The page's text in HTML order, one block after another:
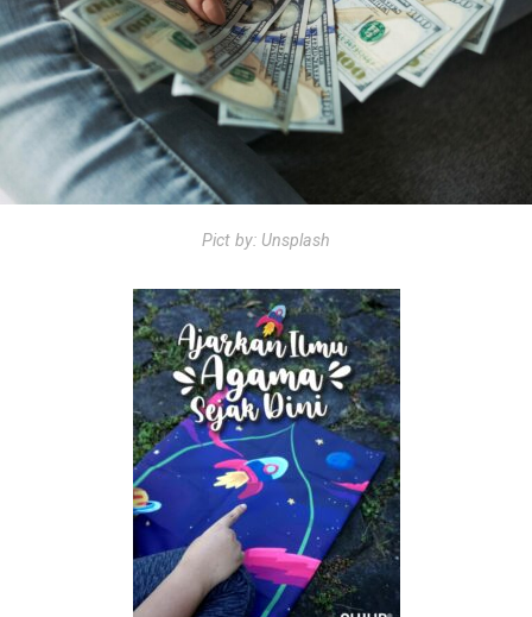
Pict by: Unsplash